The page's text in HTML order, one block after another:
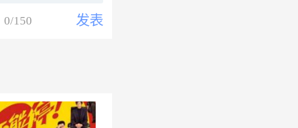
发表
0/150